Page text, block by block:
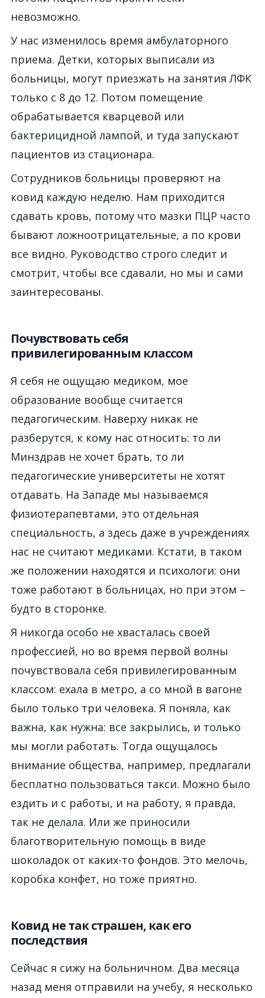
невозможно.
У нас изменилось время амбулаторного
приема. Детки, которых выписали из
больницы, могут приезжать на занятия ЛФК
только с 8 до 12. Потом помещение
обрабатывается кварцевой или
бактерицидной лампой, и туда запускают
пациентов из стационара.
Сотрудников больницы проверяют на
ковид каждую неделю. Нам приходится
сдавать кровь, потому что мазки ПЦР часто
бывают ложноотрицательные, а по крови
все видно. Руководство строго следит и
смотрит, чтобы все сдавали, но мы и сами
заинтересованы.
Почувствовать себя
привилегированным классом
Я себя не ощущаю медиком, мое
образование вообще считается
педагогическим. Наверху никак не
разберутся, к кому нас относить: то ли
Минздрав не хочет брать, то ли
педагогические университеты не хотят
отдавать. На Западе мы называемся
физиотерапевтами, это отдельная
специальность, а здесь даже в учреждениях
нас не считают медиками. Кстати, в таком
же положении находятся и психологи: они
тоже работают в больницах, но при этом –
будто в сторонке.
Я никогда особо не хвасталась своей
профессией, но во время первой волны
почувствовала себя привилегированным
классом: ехала в метро, а со мной в вагоне
было только три человека. Я поняла, как
важна, как нужна: все закрылись, и только
мы могли работать. Тогда ощущалось
внимание общества, например, предлагали
бесплатно пользоваться такси. Можно было
ездить и с работы, и на работу, я правда,
так не делала. Или же приносили
благотворительную помощь в виде
шоколадок от каких-то фондов. Это мелочь,
коробка конфет, но тоже приятно.
Ковид не так страшен, как его
последствия
Сейчас я сижу на больничном. Два месяца
назад меня отправили на учебу, я несколько